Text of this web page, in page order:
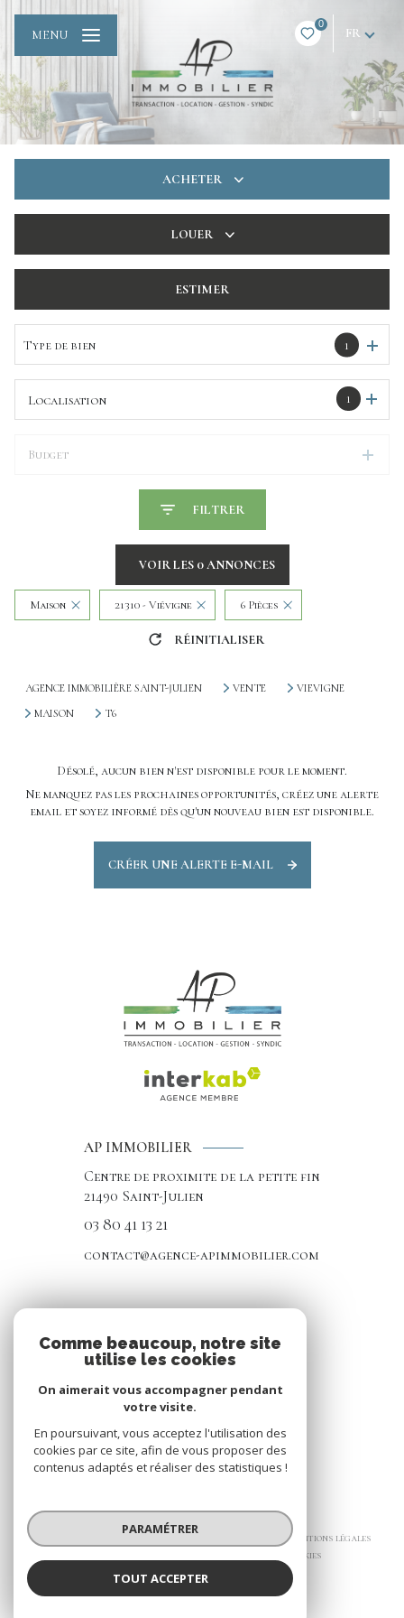
0
FR
MENU
ACHETER
LOUER
ESTIMER
Type de bien 1
1
Localisation
Budget
FILTRER
VOIR LES 0ANNONCES
Maison 21310 - Viévigne 6 Pièces
RÉINITIALISER
AGENCE IMMOBILIÈRE SAINT-JULIEN VENTE
VIEVIGNE
MAISON
T6
Désolé, aucun bien n'est disponible pour le moment.
Ne manquez pas les prochaines opportunités, créez une alerte
email et soyez informé dès qu'un nouveau bien est disponible.
CRÉER UNE ALERTE E-MAIL
AP IMMOBILIER
Centre de proximite de la petite fin
21490 Saint-Julien
03 80 41 13 21
contact@agence-apimmobilier.com
Nous suivre
© 2026 | Tous droits réservés
Nos honoraires
Nos partenaires
Mentions légales
Cookies
Comme beaucoup, notre site
utilise les cookies
On aimerait vous accompagner pendant
votre visite.
En poursuivant, vous acceptez l'utilisation des
cookies par ce site, afin de vous proposer des
contenus adaptés et réaliser des statistiques !
PARAMÉTRER
TOUT ACCEPTER